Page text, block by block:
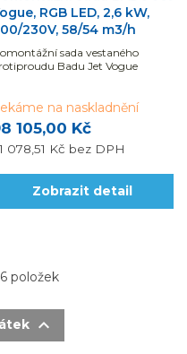
RGB LED, 2,6 kW,
230V, 58/54 m3/h
sada vestaného
Badu Jet Vogue
105,00 Kč
078,51 Kč bez DPH
na naskladnění
Zobrazit detail
položek
